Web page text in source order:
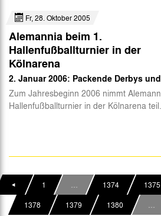
Fr, 28. Oktober 2005
Alemannia beim 1.
Hallenfußballturnier in der
Kölnarena
2. Januar 2006: Packende Derbys
Zum Jahresbeginn 2006 nimmt
Hallenfußballturnier in der Kölnarena teil.
1 … 1374 1375
1378
1379 1380 …